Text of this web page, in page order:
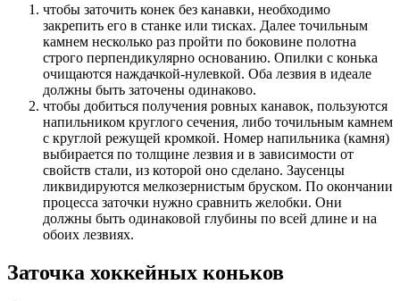
чтобы заточить конек без канавки, необходимо
закрепить его в станке или тисках. Далее точильным
камнем несколько раз пройти по боковине полотна
строго перпендикулярно основанию. Опилки с конька
очищаются наждачкой-нулевкой. Оба лезвия в идеале
должны быть заточены одинаково.
чтобы добиться получения ровных канавок, пользуются
напильником круглого сечения, либо точильным камнем
с круглой режущей кромкой. Номер напильника (камня)
выбирается по толщине лезвия и в зависимости от
свойств стали, из которой оно сделано. Заусенцы
ликвидируются мелкозернистым бруском. По окончании
процесса заточки нужно сравнить желобки. Они
должны быть одинаковой глубины по всей длине и на
обоих лезвиях.
Заточка хоккейных коньков